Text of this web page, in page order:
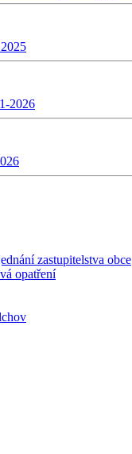
2026
zastupitelstva obce
opatření